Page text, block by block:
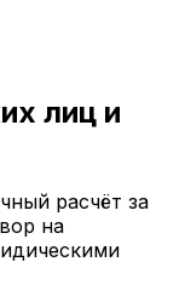
лиц и
расчёт за
на